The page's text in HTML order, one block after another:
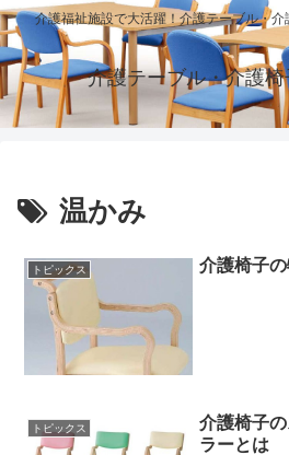
介護福祉施設で大活躍！介護テーブル・
介護テーブル・介護
温かみ
トピックス 介護椅子
トピックス
介護椅子
ラーとは